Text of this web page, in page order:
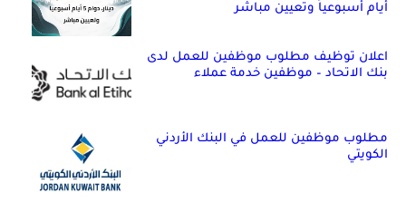
أيام أسبوعياً وتعيين مباشر
اعلان توظيف مطلوب موظفين للعمل لدى
بنك الاتحاد – موظفين خدمة عملاء
مطلوب موظفين للعمل في البنك الأردني
الكويتي